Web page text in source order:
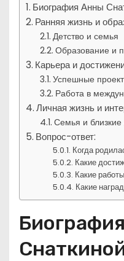
Биография Анны
Ранняя жизнь и
Детство и семья
Образование и
Карьера и
Успешные
Работа в
Личная жизнь и
Семья и
Вопрос-ответ:
Когда
Какие
Какие
Какие